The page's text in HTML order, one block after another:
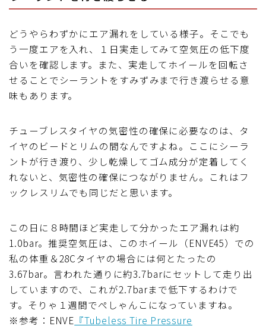
どうやらわずかにエア漏れをしている様子。そこでも
う一度エアを入れ、１日実走してみて空気圧の低下度
合いを確認します。また、実走してホイールを回転さ
せることでシーラントをすみずみまで行き渡らせる意
味もあります。
チューブレスタイヤの気密性の確保に必要なのは、タ
イヤのビードとリムの間なんですよね。ここにシーラ
ントが行き渡り、少し乾燥してゴム成分が定着してく
れないと、気密性の確保につながりません。これはフ
ックレスリムでも同じだと思います。
この日に８時間ほど実走して分かったエア漏れは約
1.0bar。推奨空気圧は、このホイール（ENVE45）での
私の体重＆28Cタイヤの場合には何とたったの
3.67bar。言われた通りに約3.7barにセットして走り出
していますので、これが2.7barまで低下するわけで
す。そりゃ１週間でぺしゃんこになっていますね。
※参考：ENVE 『Tubeless Tire Pressure